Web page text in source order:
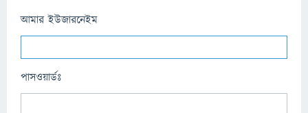
আমার ইউজারনেইম
পাসওয়ার্ডঃ